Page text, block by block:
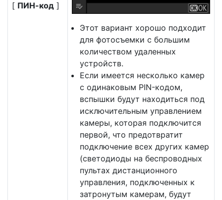
[ ПИН-код ]
Этот вариант хорошо подходит
для фотосъемки с большим
количеством удаленных
устройств.
Если имеется несколько камер
с одинаковым PIN-кодом,
вспышки будут находиться под
исключительным управлением
камеры, которая подключится
первой, что предотвратит
подключение всех других камер
(светодиоды на беспроводных
пультах дистанционного
управления, подключенных к
затронутым камерам, будут